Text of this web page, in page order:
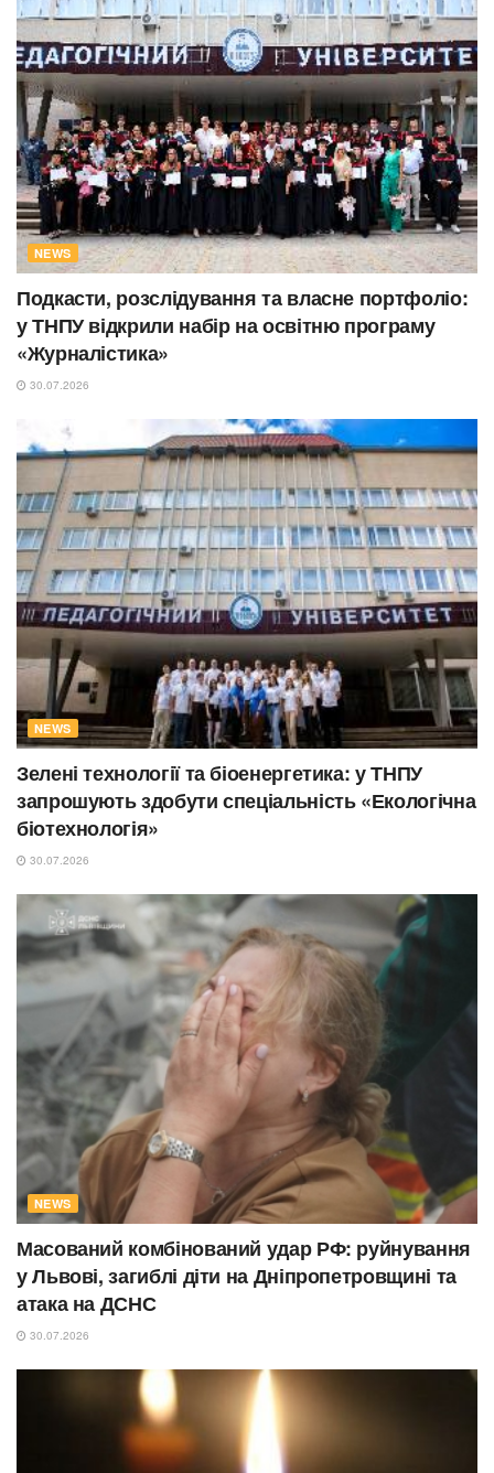
NEWS
Подкасти, розслідування та власне портфоліо:
у ТНПУ відкрили набір на освітню програму
«Журналістика»
30.07.2026
NEWS
Зелені технології та біоенергетика: у ТНПУ
запрошують здобути спеціальність «Екологічна
біотехнологія»
30.07.2026
NEWS
Масований комбінований удар РФ: руйнування
у Львові, загиблі діти на Дніпропетровщині та
атака на ДСНС
30.07.2026